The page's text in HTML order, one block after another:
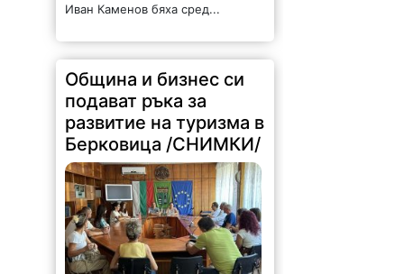
Иван Каменов бяха сред...
Община и бизнес си
подават ръка за
развитие на туризма в
Берковица /СНИМКИ/